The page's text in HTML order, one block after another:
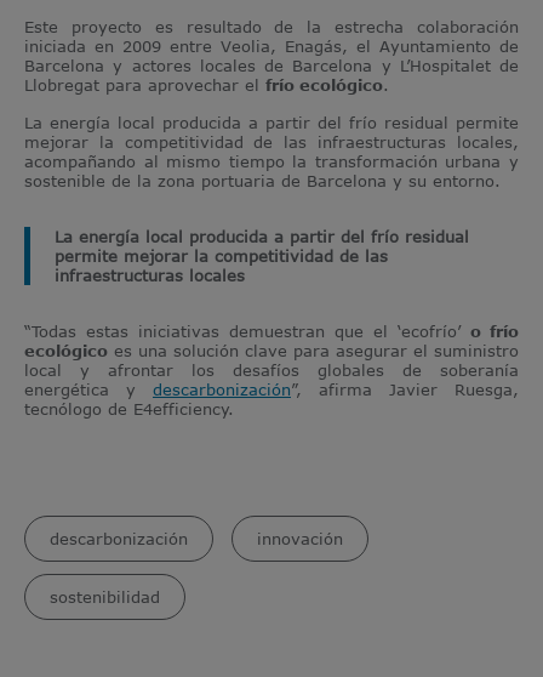
Este proyecto es resultado de la estrecha colaboración
iniciada en 2009 entre Veolia, Enagás, el Ayuntamiento de
Barcelona y actores locales de Barcelona y L’Hospitalet de
Llobregat para aprovechar el frío ecológico.
La energía local producida a partir del frío residual permite
mejorar la competitividad de las infraestructuras locales,
acompañando al mismo tiempo la transformación urbana y
sostenible de la zona portuaria de Barcelona y su entorno.
La energía local producida a partir del frío residual
permite mejorar la competitividad de las
infraestructuras locales
“Todas estas iniciativas demuestran que el ‘ecofrío’ o frío
ecológico es una solución clave para asegurar el suministro
local y afrontar los desafíos globales de soberanía
energética y descarbonización”, afirma Javier Ruesga,
tecnólogo de E4efficiency.
descarbonización innovación
sostenibilidad